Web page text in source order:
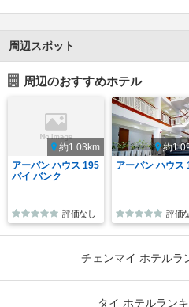
周辺スポット
周辺のおすすめホテル
約1.03km
アーバン ハウス 195
バイ バンク
評価なし
約
アーバン ハウス
評価
チェンマイ ホテルラ
タイ ホテルラン